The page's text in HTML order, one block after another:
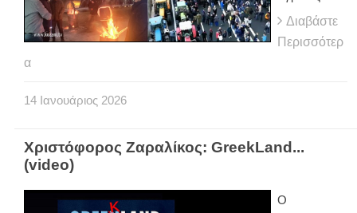
Διαβάστε
Περισσότερ
α
14 Ιανουάριος 2026
Χριστόφορος Ζαραλίκος: GreekLand...
(video)
Ο